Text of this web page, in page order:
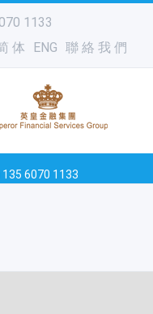
1133
体
ENG 聯 絡 我 們
6070 1133